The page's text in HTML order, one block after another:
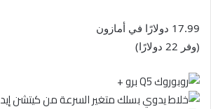
17.99 دولارًا في أمازون
(وفر 22 دولارًا)